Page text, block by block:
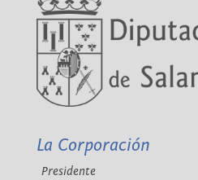
La Corporación
Presidente